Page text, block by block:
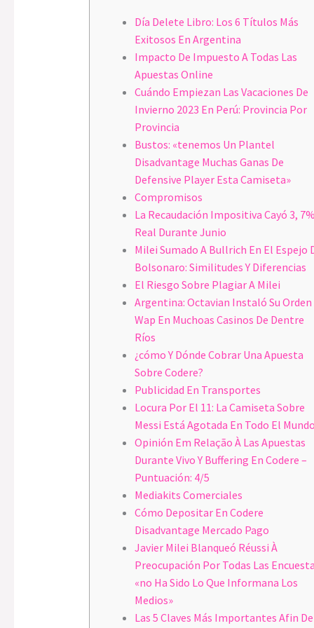
Día Delete Libro: Los 6 Títulos Más
Exitosos En Argentina
Impacto De Impuesto A Todas Las
Apuestas Online
Cuándo Empiezan Las Vacaciones De
Invierno 2023 En Perú: Provincia Por
Provincia
Bustos: «tenemos Un Plantel
Disadvantage Muchas Ganas De
Defensive Player Esta Camiseta»
Compromisos
La Recaudación Impositiva Cayó 3,
Real Durante Junio
Milei Sumado A Bullrich En El Espejo
Bolsonaro: Similitudes Y Diferencias
El Riesgo Sobre Plagiar A Milei
Argentina: Octavian Instaló Su Orden
Wap En Muchoas Casinos De Dentre
Ríos
¿cómo Y Dónde Cobrar Una Apuesta
Sobre Codere?
Publicidad En Transportes
Locura Por El 11: La Camiseta Sobre
Messi Está Agotada En Todo El
Opinión Em Relação À Las Apuestas
Durante Vivo Y Buffering En Codere –
Puntuación: 4/5
Mediakits Comerciales
Cómo Depositar En Codere
Disadvantage Mercado Pago
Javier Milei Blanqueó Réussi À
Preocupación Por Todas Las
«no Ha Sido Lo Que Informana Los
Medios»
Las 5 Claves Más Importantes Afin De